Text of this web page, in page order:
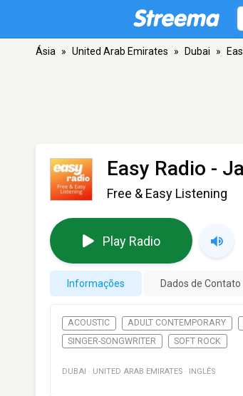
Ásia » United Arab Emirates » Dubai »
Easy Radio -
Free & Easy Listening
Play Radio
Informações Dados de Contato
ACOUSTIC ADULT CONTEMPORARY
SINGER-SONGWRITER
SOFT ROCK
DUBAI · UNITED ARAB EMIRATES · INGLÊS